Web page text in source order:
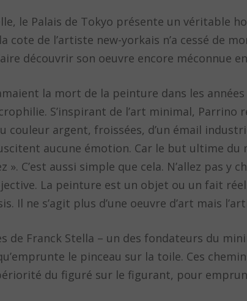
le Palais de Tokyo présente un véritable
cote de l’artiste new-yorkais n’a cessé de
découvrir son oeuvre encore méconnue
la mort de la peinture dans les années
S’inspirant de l’art minimal, Parrino
couleur argent, froissées, d’un émail
aucune émotion. Car le but ultime du
». C’est aussi simple que cela. N’allez pas y
La peinture est un objet ou un fait
Il ne s’agit plus d’une oeuvre d’art mais
de Franck Stella – un des fondateurs du
le pinceau sur la toile. Ces
du figuré sur le figurant, pour